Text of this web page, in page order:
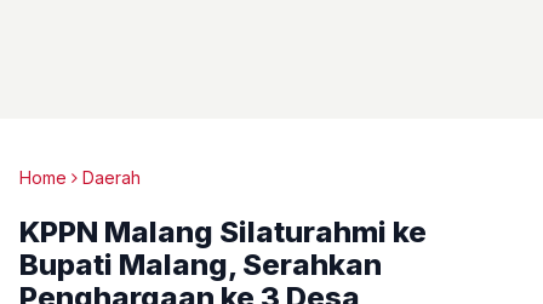
Home Daerah
KPPN Malang Silaturahmi ke
Bupati Malang, Serahkan